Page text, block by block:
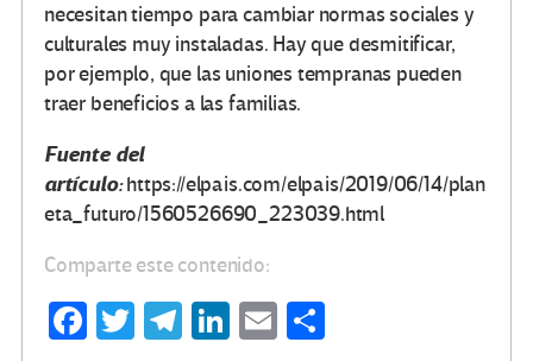
necesitan tiempo para cambiar normas sociales y
culturales muy instaladas. Hay que desmitificar,
por ejemplo, que las uniones tempranas pueden
traer beneficios a las familias.
Fuente del
artículo:https://elpais.com/elpais/2019/06/14/plan
eta_futuro/1560526690_223039.html
Comparte este contenido:
Fa T
Te
Li
E